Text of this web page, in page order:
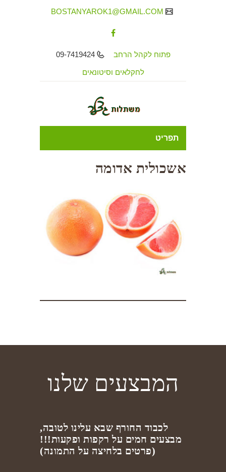
פתוח לקהל הרחב 09-7419424
לחקלאים וסיטונאים
תפריט
אשכולית אדומה
המבצעים שלנו
לכבוד החורף שבא עלינו לטובה,
מבצעים חמים על רקפות ופקעות!!!
(פרטים בלחיצה על התמונה)